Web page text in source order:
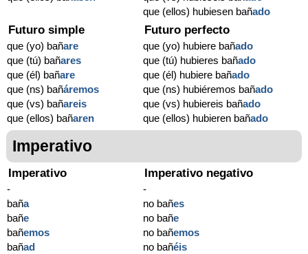
que (ellos) hubiesen bañado
Futuro simple
que (yo) bañare
que (tú) bañares
que (él) bañare
que (ns) bañáremos
que (vs) bañareis
que (ellos) bañaren
Futuro perfecto
que (yo) hubiere bañado
que (tú) hubieres bañado
que (él) hubiere bañado
que (ns) hubiéremos bañado
que (vs) hubiereis bañado
que (ellos) hubieren bañado
Imperativo
Imperativo
-
baña
bañe
bañemos
bañad
Imperativo negativo
-
no bañes
no bañe
no bañemos
no bañéis